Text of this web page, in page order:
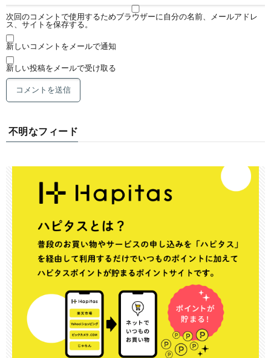
次回のコメントで使用するためブラウザーに自分の名前、メールアドレ
ス、サイトを保存する。
新しいコメントをメールで通知
新しい投稿をメールで受け取る
不明なフィード